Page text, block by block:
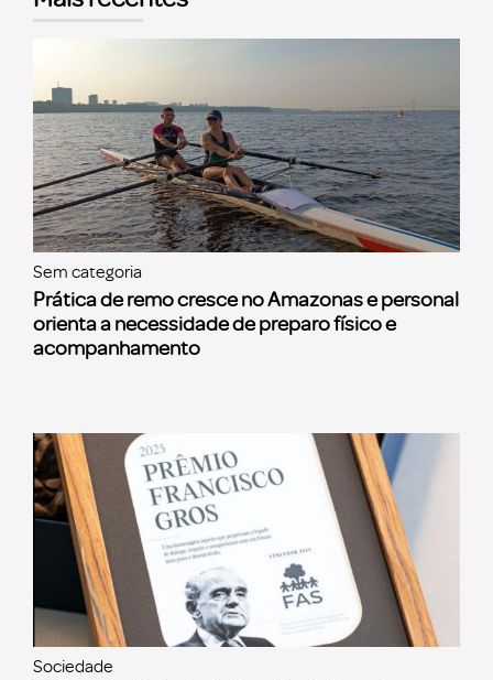
Sem categoria
Prática de remo cresce no Amazonas e personal
orienta a necessidade de preparo físico e
acompanhamento
Sociedade